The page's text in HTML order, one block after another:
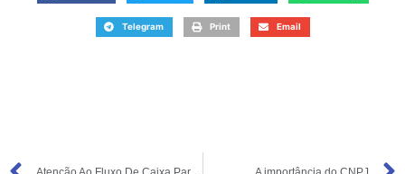
Telegram Print Email